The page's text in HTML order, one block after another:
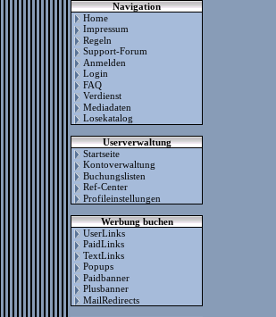
Navigation
Home
Impressum
Regeln
Support-Forum
Anmelden
Login
FAQ
Verdienst
Mediadaten
Losekatalog
Userverwaltung
Startseite
Kontoverwaltung
Buchungslisten
Ref-Center
Profileinstellungen
Werbung buchen
UserLinks
PaidLinks
TextLinks
Popups
Paidbanner
Plusbanner
MailRedirects